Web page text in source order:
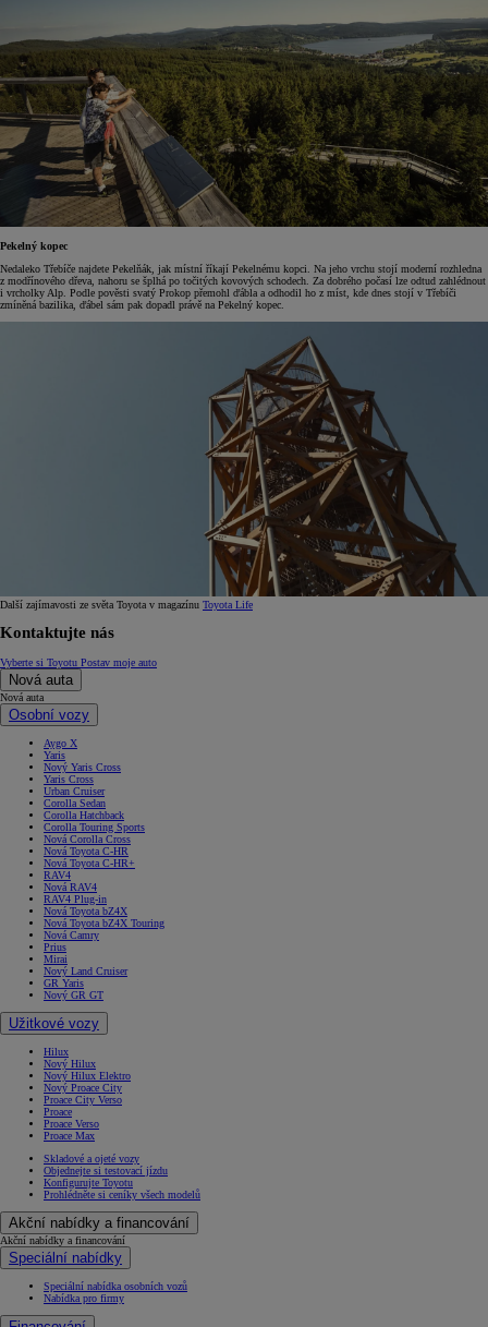
Pekelný kopec
Nedaleko Třebíče najdete Pekelňák, jak místní říkají Pekelnému kopci. Na jeho vrchu stojí moderní rozhledna
z modřínového dřeva, nahoru se šplhá po točitých kovových schodech. Za dobrého počasí lze odtud zahlédnout
i vrcholky Alp. Podle pověsti svatý Prokop přemohl ďábla a odhodil ho z míst, kde dnes stojí v Třebíči
zmíněná bazilika, ďábel sám pak dopadl právě na Pekelný kopec.
Další zajímavosti ze světa Toyota v magazínu Toyota Life
Kontaktujte nás
Vyberte si Toyotu Postav moje auto
Nová auta
Nová auta
Osobní vozy
Aygo X
Yaris
Nový Yaris Cross
Yaris Cross
Urban Cruiser
Corolla Sedan
Corolla Hatchback
Corolla Touring Sports
Nová Corolla Cross
Nová Toyota C-HR
Nová Toyota C-HR+
RAV4
Nová RAV4
RAV4 Plug-in
Nová Toyota bZ4X
Nová Toyota bZ4X Touring
Nová Camry
Prius
Mirai
Nový Land Cruiser
GR Yaris
Nový GR GT
Užitkové vozy
Hilux
Nový Hilux
Nový Hilux Elektro
Nový Proace City
Proace City Verso
Proace
Proace Verso
Proace Max
Skladové a ojeté vozy
Objednejte si testovací jízdu
Konfigurujte Toyotu
Prohlédněte si ceníky všech modelů
Akční nabídky a financování
Akční nabídky a financování
Speciální nabídky
Speciální nabídka osobních vozů
Nabídka pro firmy